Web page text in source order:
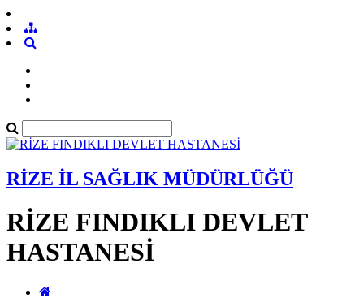
RİZE İL SAĞLIK MÜDÜRLÜĞÜ
RİZE FINDIKLI DEVLET
HASTANESİ